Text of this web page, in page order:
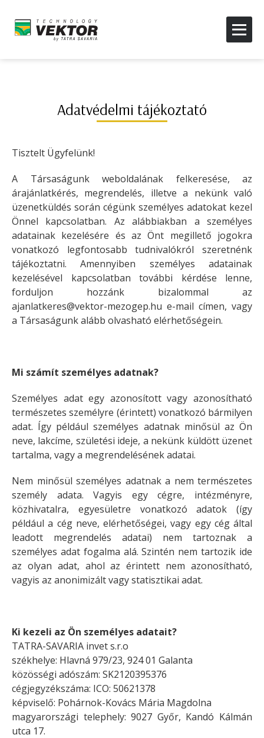
Adatvédelmi tájékoztató
Tisztelt Ügyfelünk!
A Társaságunk weboldalának felkeresése, az
árajánlatkérés, megrendelés, illetve a nekünk való
üzenetküldés során cégünk személyes adatokat kezel
Önnel kapcsolatban. Az alábbiakban a személyes
adatainak kezelésére és az Önt megillető jogokra
vonatkozó legfontosabb tudnivalókról szeretnénk
tájékoztatni. Amennyiben személyes adatainak
kezelésével kapcsolatban további kérdése lenne,
forduljon hozzánk bizalommal az
ajanlatkeres@vektor-mezogep.hu e-mail címen, vagy
a Társaságunk alább olvasható elérhetőségein.
Mi számít személyes adatnak?
Személyes adat egy azonosított vagy azonosítható
természetes személyre (érintett) vonatkozó bármilyen
adat. Így például személyes adatnak minősül az Ön
neve, lakcíme, születési ideje, a nekünk küldött üzenet
tartalma, vagy a megrendelésének adatai.
Nem minősül személyes adatnak a nem természetes
személy adata. Vagyis egy cégre, intézményre,
közhivatalra, egyesületre vonatkozó adatok (így
például a cég neve, elérhetőségei, vagy egy cég által
leadott megrendelés adatai) nem tartoznak a
személyes adat fogalma alá. Szintén nem tartozik ide
az olyan adat, ahol az érintett nem azonosítható,
vagyis az anonimizált vagy statisztikai adat.
Ki kezeli az Ön személyes adatait?
TATRA-SAVARIA invet s.r.o
székhelye: Hlavná 979/23, 924 01 Galanta
közösségi adószám: SK2120395376
cégjegyzékszáma: ICO: 50621378
képviselő: Pohárnok-Kovács Mária Magdolna
magyarországi telephely:9027 Győr, Kandó Kálmán
utca 17.